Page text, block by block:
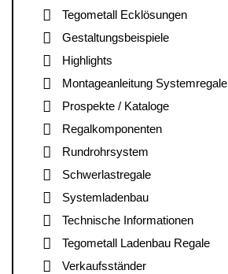
Tegometall Ecklösungen
Gestaltungsbeispiele
Highlights
Montageanleitung Systemregale
Prospekte / Kataloge
Regalkomponenten
Rundrohrsystem
Schwerlastregale
Systemladenbau
Technische Informationen
Tegometall Ladenbau Regale
Verkaufsständer